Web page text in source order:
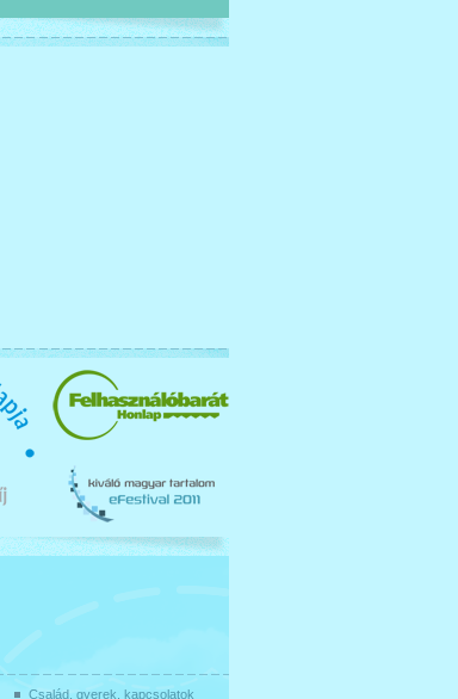
Család, gyerek, kapcsolatok